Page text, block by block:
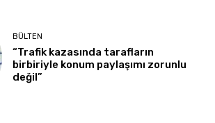
BÜLTEN
“Trafik kazasında tarafların
birbiriyle konum paylaşımı zorunlu
değil”